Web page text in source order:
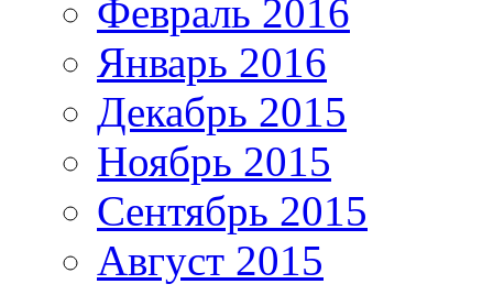
Февраль 2016
Январь 2016
Декабрь 2015
Ноябрь 2015
Сентябрь 2015
Август 2015